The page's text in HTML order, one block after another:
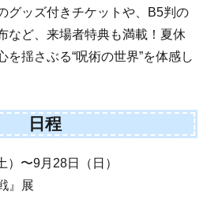
グッズ付きチケットや、B5判の
など、来場者特典も満載！夏休
を揺さぶる“呪術の世界”を体感し
日程
）〜9月28日（日）
』展